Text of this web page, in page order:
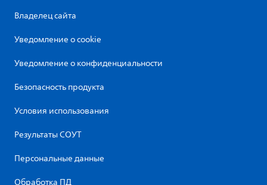
Владелец сайта
Уведомление о cookie
Уведомление о конфиденциальности
Безопасность продукта
Условия использования
Результаты СОУТ
Персональные данные